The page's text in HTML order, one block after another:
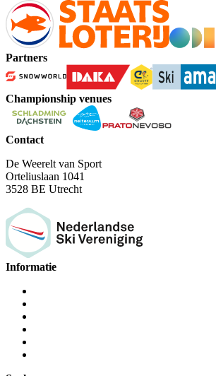
Partners
Championship venues
Contact
De Weerelt van Sport
Orteliuslaan 1041
3528 BE Utrecht
Informatie